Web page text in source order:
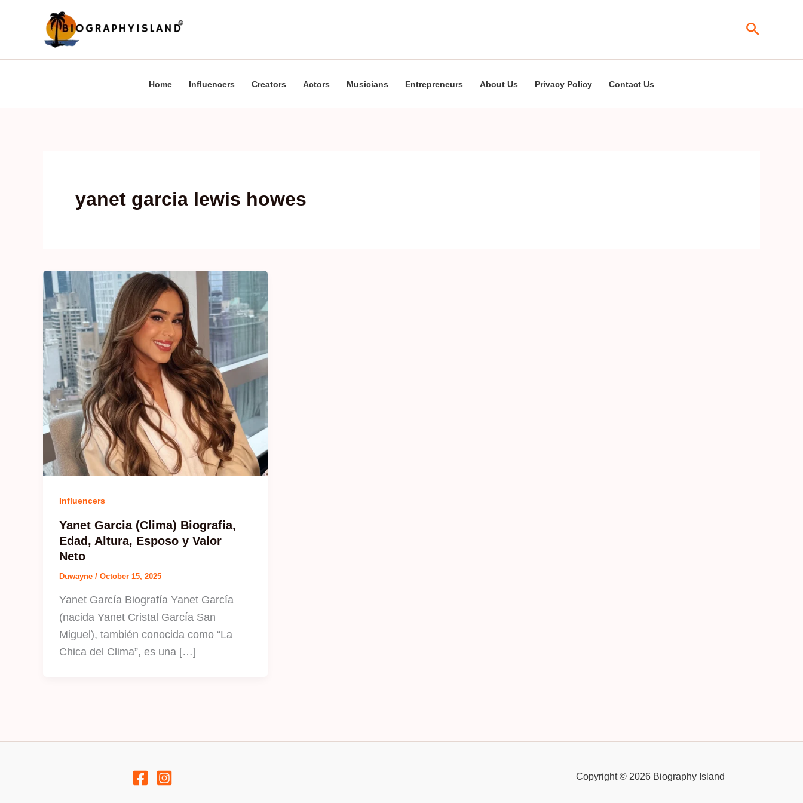
Search
Home Influencers Creators Actors Musicians Entrepreneurs About Us Privacy Policy Contact Us
yanet garcia lewis howes
Influencers
Yanet Garcia (Clima) Biografia,
Edad, Altura, Esposo y Valor
Neto
Duwayne / October 15, 2025
Yanet García Biografía Yanet García
(nacida Yanet Cristal García San
Miguel), también conocida como “La
Chica del Clima”, es una […]
Copyright © 2026 Biography Island